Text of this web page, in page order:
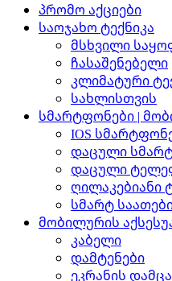
პრომო აქციები
საოჯახო ტექნიკა
მსხვილი
ჩასაშენებელი
კლიმატური
სახლისთვის
სმარტფონები |
IOS
დაცული
დაცული
ღილაკებიანი
სმარტ
მობილურის
კაბელი
დამტენები
ეკრანის